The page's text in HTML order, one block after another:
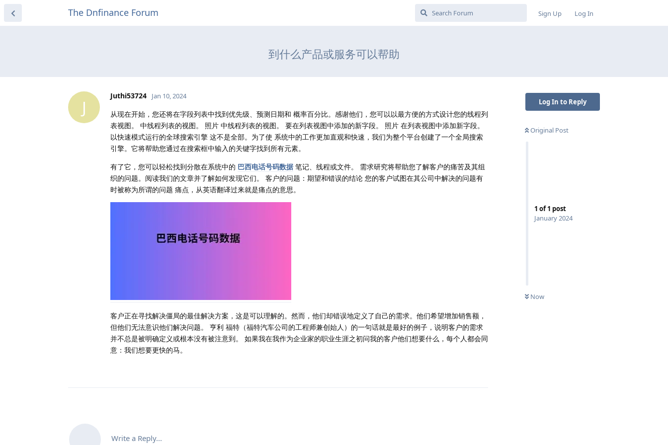
The Dnfinance Forum Sign Up Log In
到什么产品或服务可以帮助
Log In to Reply
Original Post
1 of1 post
January 2024
Now
J
Juthi53724 Jan 10, 2024
从现在开始，您还将在字段列表中找到优先级、预测日期和 概率百分比。感谢他们，您可以以最方便的方式设计您的线程列
表视图。 中线程列表的视图。 照片 中线程列表的视图。 要在列表视图中添加的新字段。 照片 在列表视图中添加新字段。
以快速模式运行的全球搜索引擎 这不是全部。为了使 系统中的工作更加直观和快速，我们为整个平台创建了一个全局搜索
引擎。它将帮助您通过在搜索框中输入的关键字找到所有元素。
有了它，您可以轻松找到分散在系统中的 巴西电话号码数据 笔记、线程或文件。 需求研究将帮助您了解客户的痛苦及其组
织的问题。阅读我们的文章并了解如何发现它们。 客户的问题：期望和错误的结论 您的客户试图在其公司中解决的问题有
时被称为所谓的问题 痛点，从英语翻译过来就是痛点的意思。
客户正在寻找解决僵局的最佳解决方案，这是可以理解的。然而，他们却错误地定义了自己的需求。他们希望增加销售额，
但他们无法意识他们解决问题。 亨利 福特（福特汽车公司的工程师兼创始人）的一句话就是最好的例子，说明客户的需求
并不总是被明确定义或根本没有被注意到。 如果我在我作为企业家的职业生涯之初问我的客户他们想要什么，每个人都会同
意：我们想要更快的马。
Write a Reply...